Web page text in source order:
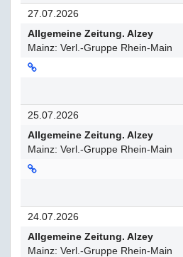
27.07.2026
Allgemeine Zeitung. Alzey
Mainz: Verl.-Gruppe Rhein-Main
25.07.2026
Allgemeine Zeitung. Alzey
Mainz: Verl.-Gruppe Rhein-Main
24.07.2026
Allgemeine Zeitung. Alzey
Mainz: Verl.-Gruppe Rhein-Main